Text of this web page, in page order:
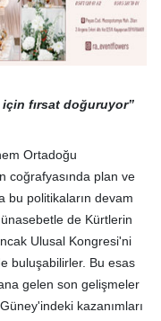
fırsat doğuruyor”
Ortadoğu
coğrafyasında plan ve
bu politikaların devam
de Kürtlerin
Ulusal Kongresi'ni
buluşabilirler. Bu esas
gelen son gelişmeler
kazanımları